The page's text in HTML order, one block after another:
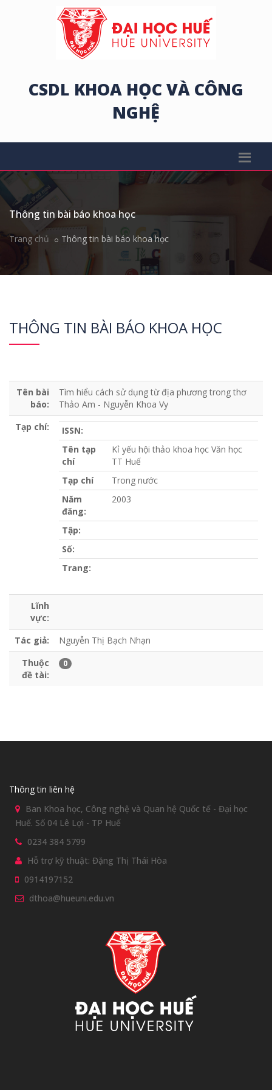
CSDL KHOA HỌC VÀ CÔNG
NGHỆ
Thông tin bài báo khoa học
Trang chủ Thông tin bài báo khoa học
THÔNG TIN BÀI BÁO KHOA HỌC
Tên bài
báo:
Tìm hiểu cách sử dụng từ địa phương trong thơ
Thảo Am - Nguyễn Khoa Vy
Tạp chí:
ISSN:
Tên tạp
chí
Kỉ yếu hội thảo khoa học Văn học
TT Huế
Tạp chí
Trong nước
Năm
đăng:
2003
Tập:
Số:
Trang:
Lĩnh
vực:
Tác giả:
Nguyễn Thị Bạch Nhạn
Thuộc
đề tài:
0
Thông tin liên hệ
Ban Khoa học, Công nghệ và Quan hệ Quốc tế - Đại học
Huế. Số 04 Lê Lợi - TP Huế
0234 384 5799
Hỗ trợ kỹ thuật: Đặng Thị Thái Hòa
0914197152
dthoa@hueuni.edu.vn